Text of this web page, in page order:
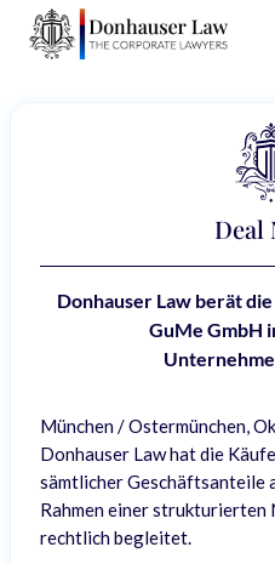
Deal
Donhauser Law berät
GuMe GmbH
München / Ostermünchen,
Donhauser Law hat die
sämtlicher Geschäftsanteile
Rahmen einer strukturierten
rechtlich begleitet.